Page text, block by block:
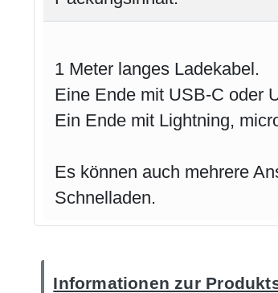
1 Meter langes Ladekabel.
Eine Ende mit USB-C oder
Ein Ende mit Lightning,
Es können auch mehrere
Schnelladen.
Informationen zur